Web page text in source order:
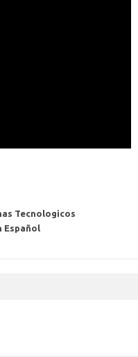
Tecnologicos
Español